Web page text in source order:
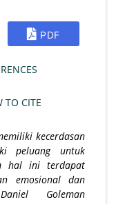
PDF
CITE
kecerdasan
peluang untuk
hal ini terdapat
emosional dan
Goleman